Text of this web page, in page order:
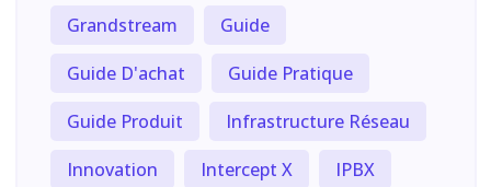
Grandstream
Guide
Guide D'achat
Guide Pratique
Guide Produit
Infrastructure Réseau
Innovation
Intercept X
IPBX